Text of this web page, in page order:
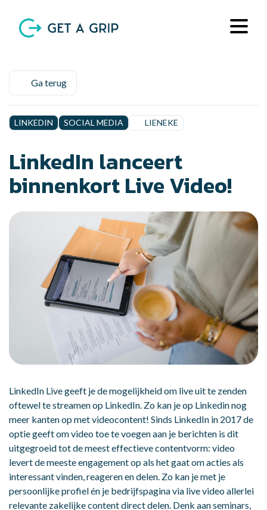
Ga terug
LINKEDIN SOCIAL MEDIA LIENEKE
LinkedIn lanceert
binnenkort Live Video!
LinkedIn Live geeft je de mogelijkheid om live uit te zenden
oftewel te streamen op LinkedIn. Zo kan je op Linkedin nog
meer kanten op met videocontent! Sinds LinkedIn in 2017 de
optie geeft om video toe te voegen aan je berichten is dit
uitgegroeid tot de meest effectieve contentvorm: video
levert de meeste engagement op als het gaat om acties als
interessant vinden, reageren en delen. Zo kan je met je
persoonlijke profiel én je bedrijfspagina via live video allerlei
relevante zakelijke content direct delen. Denk aan seminars,